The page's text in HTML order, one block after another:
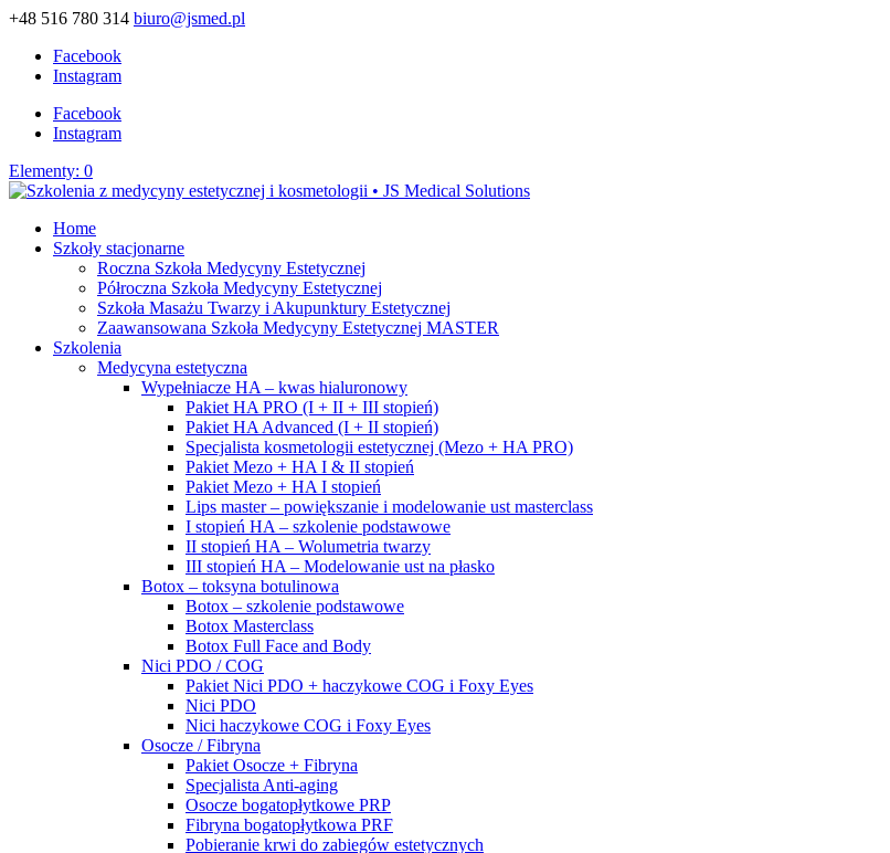
+48 516 780 314 biuro@jsmed.pl
Facebook
Instagram
Facebook
Instagram
Elementy: 0
Home
Szkoły stacjonarne
Roczna Szkoła Medycyny Estetycznej
Półroczna Szkoła Medycyny Estetycznej
Szkoła Masażu Twarzy i Akupunktury Estetycznej
Zaawansowana Szkoła Medycyny Estetycznej MASTER
Szkolenia
Medycyna estetyczna
Wypełniacze HA – kwas hialuronowy
Pakiet HA PRO (I + II + III stopień)
Pakiet HA Advanced (I + II stopień)
Specjalista kosmetologii estetycznej (Mezo + HA PRO)
Pakiet Mezo + HA I & II stopień
Pakiet Mezo + HA I stopień
Lips master – powiększanie i modelowanie ust masterclass
I stopień HA – szkolenie podstawowe
II stopień HA – Wolumetria twarzy
III stopień HA – Modelowanie ust na płasko
Botox – toksyna botulinowa
Botox – szkolenie podstawowe
Botox Masterclass
Botox Full Face and Body
Nici PDO / COG
Pakiet Nici PDO + haczykowe COG i Foxy Eyes
Nici PDO
Nici haczykowe COG i Foxy Eyes
Osocze / Fibryna
Pakiet Osocze + Fibryna
Specjalista Anti-aging
Osocze bogatopłytkowe PRP
Fibryna bogatopłytkowa PRF
Pobieranie krwi do zabiegów estetycznych